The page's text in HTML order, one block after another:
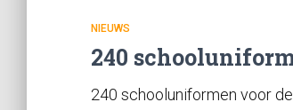
NIEUWS
240
240 schooluniformen voor